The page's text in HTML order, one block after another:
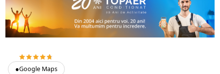
●Google Maps